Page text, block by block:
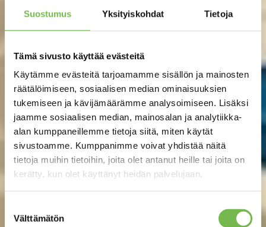
Suostumus Yksityiskohdat Tietoja
Tämä sivusto käyttää evästeitä
Käytämme evästeitä tarjoamamme sisällön ja mainosten
räätälöimiseen, sosiaalisen median ominaisuuksien
tukemiseen ja kävijämäärämme analysoimiseen. Lisäksi
jaamme sosiaalisen median, mainosalan ja analytiikka-
alan kumppaneillemme tietoja siitä, miten käytät
sivustoamme. Kumppanimme voivat yhdistää näitä
tietoja muihin tietoihin, joita olet antanut heille tai joita on
kerätty, kun olet käyttänyt heidän palvelujaan.
valinta
Välttämätön